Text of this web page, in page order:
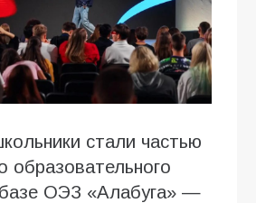
стали частью
образовательного
ОЭЗ «Алабуга» —